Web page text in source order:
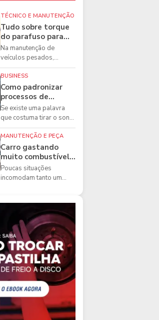
TÉCNICO E MANUTENÇÃO
Tudo sobre torque
do parafuso para
caminhões e as
boas práticas que
todo mecânico
precisa conhecer
Na manutenção de
veículos pesados,
existem ferramentas que
fazem diferença direta na
segurança e na ...
BUSINESS
Como padronizar
processos de
manutenção de
frota na oficina
Se existe uma palavra
que costuma tirar o sono
dos gestores de
manutenção, ela é a
imprevisibilidade...
MANUTENÇÃO E PEÇA
Carro gastando
muito combustível:
5 motivos que
podem aumentar o
Poucas situações
incomodam tanto um
acabando mais r...